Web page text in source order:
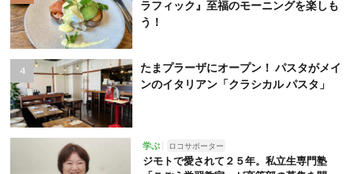
ラフィック』至福のモーニングを楽しも
う！
たまプラーザにオープン！ パスタがメイ
ンのイタリアン「クラシカル パスタ」
学ぶ ロコサポーター
ジモトで愛されて２５年。私立生専門塾